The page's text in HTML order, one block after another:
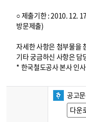
○ 제출기한 : 2010. 12.
방문제출)
자세한 사항은 첨부물을
기타 궁금하신 사항은 담
* 한국철도공사 본사 인
공고
다운